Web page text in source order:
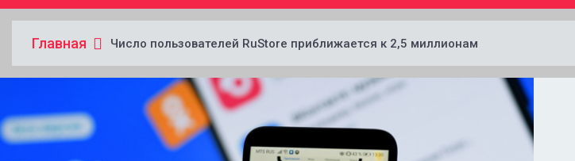
Главная Число пользователей RuStore приближается к 2,5 миллионам